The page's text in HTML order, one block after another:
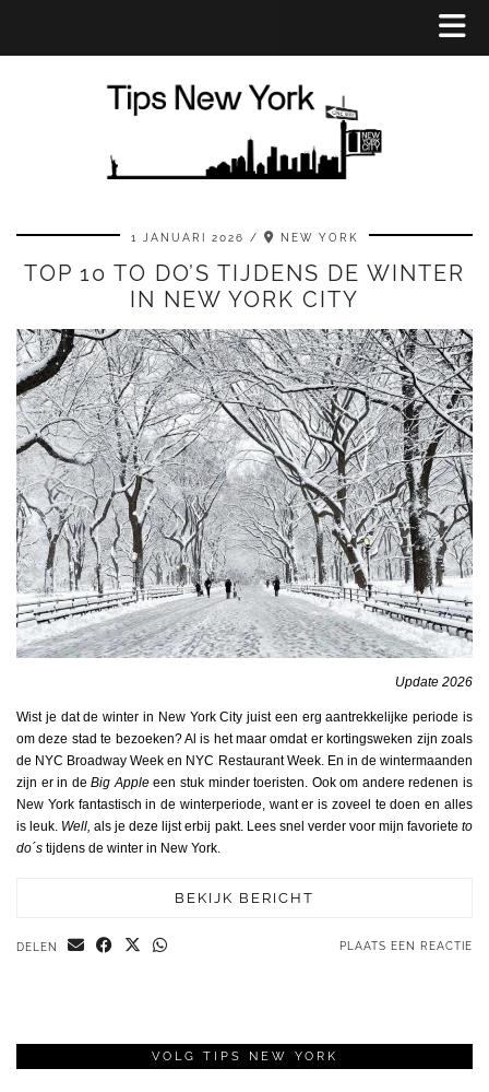
1 JANUARI 2026 NEW YORK
TOP 10 TO DO’S TIJDENS DE WINTER
IN NEW YORK CITY
Update 2026
Wist je dat de winter in New York City juist een erg aantrekkelijke periode is
om deze stad te bezoeken? Al is het maar omdat er kortingsweken zijn zoals
de NYC Broadway Week en NYC Restaurant Week. En in de wintermaanden
zijn er in deBig Appleeen stuk minder toeristen. Ook om andere redenen is
New York fantastisch in de winterperiode, want er is zoveel te doen en alles
is leuk. Well, als je deze lijst erbij pakt. Lees snel verder voor mijn favorieteto
do´s tijdens de winter in New York.
BEKIJK BERICHT
DELEN PLAATS EEN REACTIE
VOLG TIPS NEW YORK